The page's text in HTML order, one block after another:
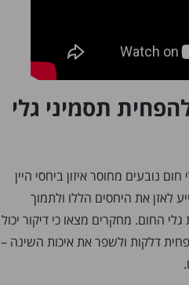
תסמיני גלי
נובעים מחוסר איזון ביחסי היין
לאזן את היחסים הללו ולתמוך
החום. מחקרים מצאו כי דיקור יכול
דלקות ולשפר את איכות השינה –